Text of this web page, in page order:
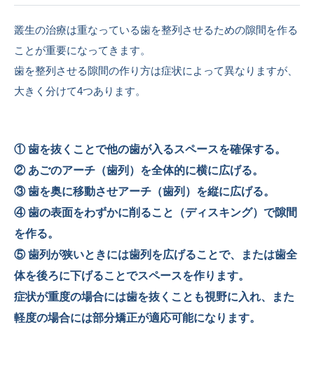
叢生の治療は重なっている歯を整列させるための隙間を作る
ことが重要になってきます。
歯を整列させる隙間の作り方は症状によって異なりますが、
大きく分けて4つあります。
① 歯を抜くことで他の歯が入るスペースを確保する。
② あごのアーチ（歯列）を全体的に横に広げる。
③ 歯を奥に移動させアーチ（歯列）を縦に広げる。
④ 歯の表面をわずかに削ること（ディスキング）で隙間
を作る。
⑤ 歯列が狭いときには歯列を広げることで、または歯全
体を後ろに下げることでスペースを作ります。
症状が重度の場合には歯を抜くことも視野に入れ、また
軽度の場合には部分矯正が適応可能になります。